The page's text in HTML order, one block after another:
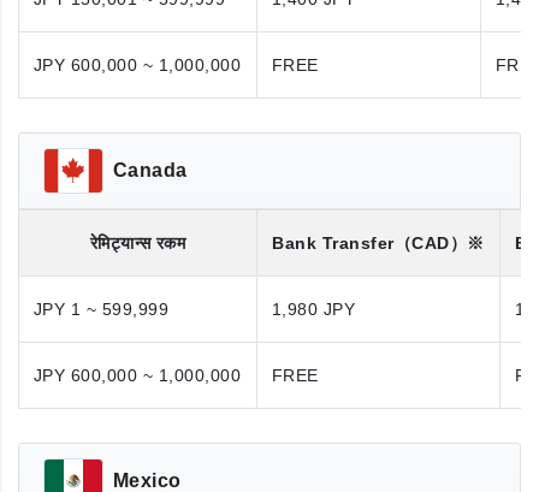
JPY 600,000 ~ 1,000,000 FREE
Canada
रेमिट्यान्स रकम Bank Transfer（CAD）※
JPY 1 ~ 599,999 1,980 JPY
JPY 600,000 ~ 1,000,000 FREE
Mexico